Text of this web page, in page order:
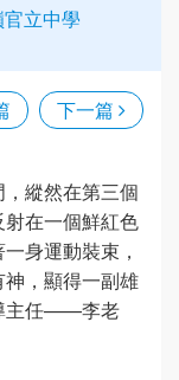
立中學
下一篇
縱然在第三個
在一個鮮紅色
身運動裝束，
，顯得一副雄
主任——李老